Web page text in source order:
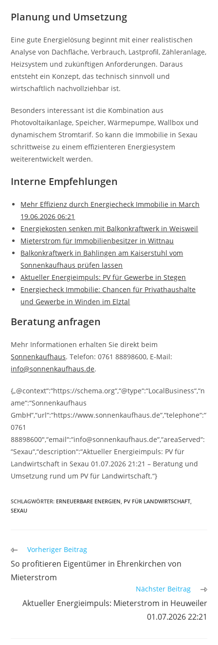
Planung und Umsetzung
Eine gute Energielösung beginnt mit einer realistischen
Analyse von Dachfläche, Verbrauch, Lastprofil, Zähleranlage,
Heizsystem und zukünftigen Anforderungen. Daraus
entsteht ein Konzept, das technisch sinnvoll und
wirtschaftlich nachvollziehbar ist.
Besonders interessant ist die Kombination aus
Photovoltaikanlage, Speicher, Wärmepumpe, Wallbox und
dynamischem Stromtarif. So kann die Immobilie in Sexau
schrittweise zu einem effizienteren Energiesystem
weiterentwickelt werden.
Interne Empfehlungen
Mehr Effizienz durch Energiecheck Immobilie in March
19.06.2026 06:21
Energiekosten senken mit Balkonkraftwerk in Weisweil
Mieterstrom für Immobilienbesitzer in Wittnau
Balkonkraftwerk in Bahlingen am Kaiserstuhl vom
Sonnenkaufhaus prüfen lassen
Aktueller Energieimpuls: PV für Gewerbe in Stegen
Energiecheck Immobilie: Chancen für Privathaushalte
und Gewerbe in Winden im Elztal
Beratung anfragen
Mehr Informationen erhalten Sie direkt beim
Sonnenkaufhaus. Telefon: 0761 88898600, E-Mail:
info@sonnenkaufhaus.de.
{„@context“:“https://schema.org“,“@type“:“LocalBusiness“,“n
ame“:“Sonnenkaufhaus
GmbH“,“url“:“https://www.sonnenkaufhaus.de“,“telephone“:“
0761
88898600″,“email“:“info@sonnenkaufhaus.de“,“areaServed“:
“Sexau“,“description“:“Aktueller Energieimpuls: PV für
Landwirtschaft in Sexau 01.07.2026 21:21 – Beratung und
Umsetzung rund um PV für Landwirtschaft.“}
SCHLAGWÖRTER: ERNEUERBARE ENERGIEN, PV FÜR LANDWIRTSCHAFT,
SEXAU
Weitere
ansehen
Vorheriger Beitrag
So profitieren Eigentümer in Ehrenkirchen von
Mieterstrom
Nächster Beitrag
Aktueller Energieimpuls: Mieterstrom in Heuweiler
01.07.2026 22:21